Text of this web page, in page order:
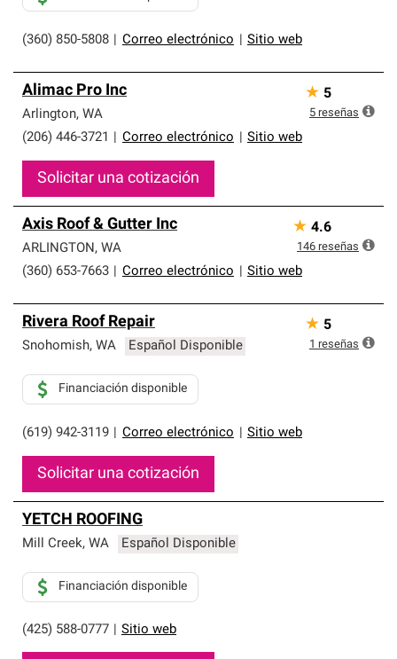
(360) 850-5808 Correo electrónico Sitio web
Alimac Pro Inc
Arlington, WA
(206) 446-3721
Correo electrónico Sitio web
Solicitar una cotización
★ 5
5 reseñas
Axis Roof & Gutter Inc
ARLINGTON, WA
(360) 653-7663
Correo electrónico Sitio web
★ 4.6
146 reseñas
Rivera Roof Repair
Snohomish, WA Español Disponible
(619) 942-3119 Correo electrónico Sitio web
Financiación disponible
Solicitar una cotización
★ 5
1 reseñas
YETCH ROOFING
Mill Creek, WA Español Disponible
(425) 588-0777 Sitio web
Financiación disponible